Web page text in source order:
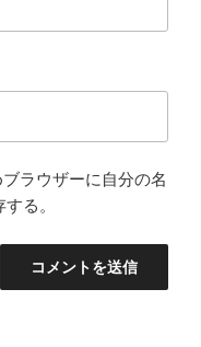
ラウザーに自分の名
る。